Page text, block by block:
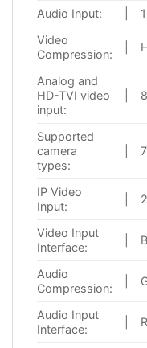
Audio Input:
Video
Compression:
Analog and
HD-TVI video
input:
Supported
camera
types:
IP Video
Input:
Video Input
Interface:
Audio
Compression:
Audio Input
Interface: